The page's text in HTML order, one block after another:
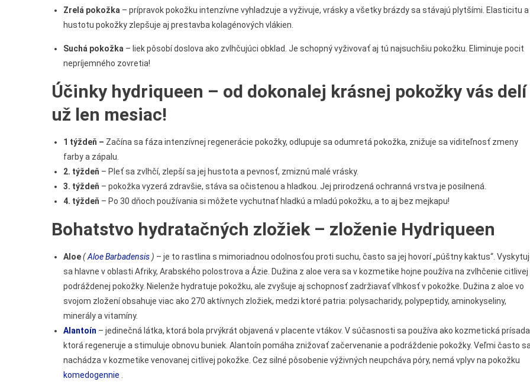
Zrelá pokožka – prípravok pokožku intenzívne vyhladzuje a vyživuje, vrásky a všetky brázdy sa stávajú plytšími. Elasticitu a
hustotu pokožky zlepšuje aj prestavba kolagénových vlákien.
Suchá pokožka – liek pôsobí doslova ako zvlhčujúci obklad. Je schopný vyživovať aj tú najsuchšiu pokožku. Eliminuje pocit
nepríjemného zovretia!
Účinky hydriqueen – od dokonalej krásnej pokožky vás delí
už len mesiac!
1 týždeň – Začína sa fáza intenzívnej regenerácie pokožky, odlupuje sa odumretá pokožka, znižuje sa viditeľnosť zmeny
farby a zápalu.
2. týždeň – Pleť sa zvlhčí, zlepší sa jej hustota a pevnosť, zmiznú malé vrásky.
3. týždeň – pokožka vyzerá zdravšie, stáva sa očistenou a hladkou. Jej prirodzená ochranná vrstva je posilnená.
4. týždeň – Po 30 dňoch používania si môžete vychutnať hladkú a mladú pokožku, a to aj bez mejkapu!
Bohatstvo hydratačných zložiek – zloženie Hydriqueen
Aloe(Aloe Barbadensis ) – je to rastlina s mimoriadnou odolnosťou proti suchu, často sa jej hovorí „púštny kaktus“.
sa hlavne v oblasti Afriky, Arabského polostrova a Ázie. Dužina z aloe vera sa v kozmetike hojne používa na zvlhčenie citlivej
podráždenej pokožky. Nielenže hydratuje pokožku, ale zvyšuje aj schopnosť zadržiavať vlhkosť v pokožke. Dužina z aloe vo
svojom zložení obsahuje viac ako 270 aktívnych zložiek, medzi ktoré patria: polysacharidy, polypeptidy, aminokyseliny,
minerály a vitamíny.
Alantoín – jedinečná látka, ktorá bola prvýkrát objavená v placente vtákov. V súčasnosti sa používa ako kozmetická
ktorá regeneruje a stimuluje obnovu buniek. Alantoín pomáha znižovať začervenanie a podráždenie pokožky. Veľmi často
nachádza v kozmetike venovanej citlivej pokožke. Cez silné pôsobenie výživných neupcháva póry, nemá vplyv na pokožku
komedogennie